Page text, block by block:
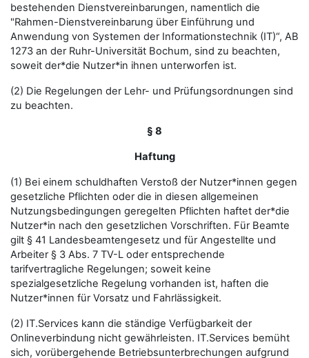
bestehenden Dienstvereinbarungen, namentlich die
"Rahmen-Dienstvereinbarung über Einführung und
Anwendung von Systemen der Informationstechnik (IT)“, AB
1273 an der Ruhr-Universität Bochum, sind zu beachten,
soweit der*die Nutzer*in ihnen unterworfen ist.
(2) Die Regelungen der Lehr- und Prüfungsordnungen sind
zu beachten.
§ 8
Haftung
(1) Bei einem schuldhaften Verstoß der Nutzer*innen gegen
gesetzliche Pflichten oder die in diesen allgemeinen
Nutzungsbedingungen geregelten Pflichten haftet der*die
Nutzer*in nach den gesetzlichen Vorschriften. Für Beamte
gilt § 41 Landesbeamtengesetz und für Angestellte und
Arbeiter § 3 Abs. 7 TV-L oder entsprechende
tarifvertragliche Regelungen; soweit keine
spezialgesetzliche Regelung vorhanden ist, haften die
Nutzer*innen für Vorsatz und Fahrlässigkeit.
(2) IT.Services kann die ständige Verfügbarkeit der
Onlineverbindung nicht gewährleisten. IT.Services bemüht
sich, vorübergehende Betriebsunterbrechungen aufgrund